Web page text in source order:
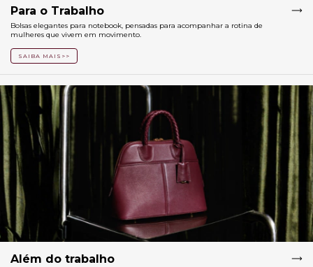
Para o Trabalho
Bolsas elegantes para notebook, pensadas para acompanhar a rotina de
mulheres que vivem em movimento.
SAIBA MAIS>>
Além do trabalho